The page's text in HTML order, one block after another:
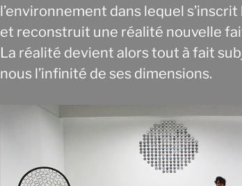
l’environnement dans lequel
et reconstruit une réalité nouvelle
La réalité devient alors tout à fait
nous l’infinité de ses dimensions.